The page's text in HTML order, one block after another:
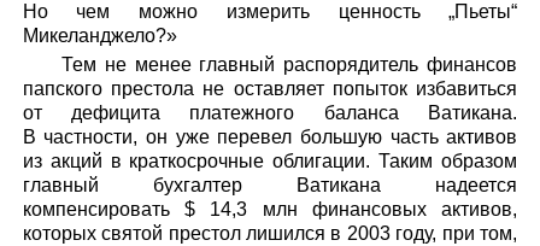
Но чем можно измерить ценность „Пьеты“
Микеланджело?»
Тем не менее главный распорядитель финансов
папского престола не оставляет попыток избавиться
от дефицита платежного баланса Ватикана.
В частности, он уже перевел большую часть активов
из акций в краткосрочные облигации. Таким образом
главный бухгалтер Ватикана надеется
компенсировать $ 14,3 млн финансовых активов,
которых святой престол лишился в 2003 году, при том,